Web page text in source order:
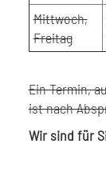
Mittwoch,
Freitag
Ein Termin,
ist nach
Wir sind für